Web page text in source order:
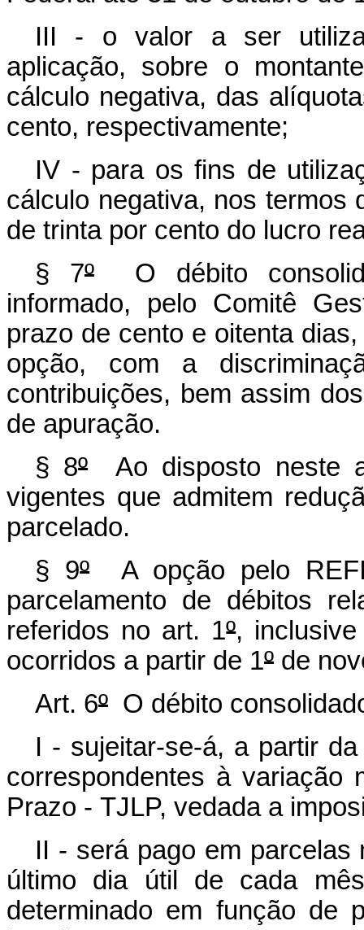
III - o valor a ser
aplicação, sobre o
cálculo negativa, das
cento, respectivamente;
IV - para os fins de
cálculo negativa, nos termos
de trinta por cento do lucro
§ 7ºO débito
informado, pelo Comitê
prazo de cento e oitenta
opção, com a
contribuições, bem assim
de apuração.
§ 8ºAo disposto neste
vigentes que admitem
parcelado.
§ 9ºA opção pelo
parcelamento de débitos
referidos no art. 1º,
ocorridos a partir de 1º de
Art. 6º O débito
I - sujeitar-se-á, a partir
correspondentes à variação
Prazo - TJLP, vedada a
II - será pago em
último dia útil de cada
determinado em função de